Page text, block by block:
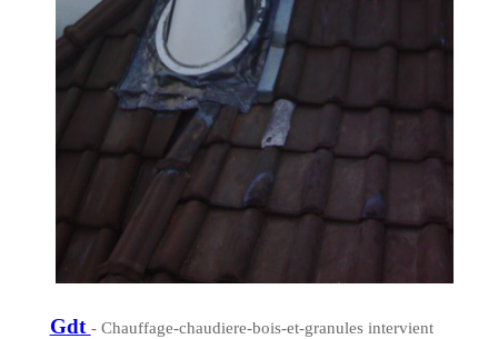
Gdt - Chauffage-chaudiere-bois-et-granules intervient